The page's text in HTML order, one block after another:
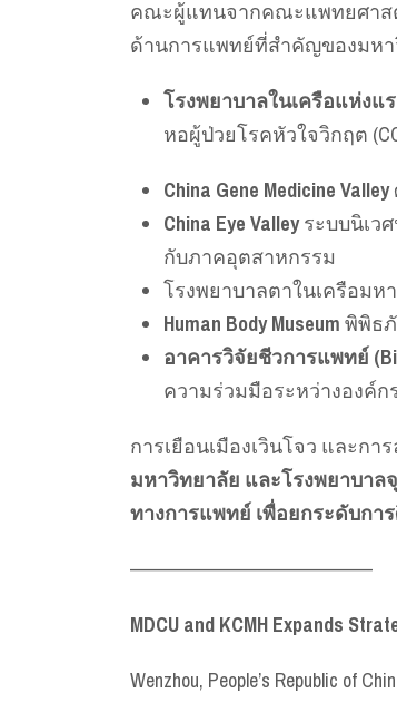
คณะผู้แทนจากคณะแพทยศาส
ด้านการแพทย์ที่สำคัญของมหา
โรงพยาบาลในเครือแห่ง
หอผู้ป่วยโรคหัวใจวิกฤต
China Gene Medicine Valley
China Eye Valleyระบบนิเว
กับภาคอุตสาหกรรม
โรงพยาบาลตาในเครือม
Human Body Museum พิพิธ
อาคารวิจัยชีวการแพทย์
ความร่วมมือระหว่างองค์ก
การเยือนเมืองเวินโจว และก
มหาวิทยาลัย และโรงพยาบา
ทางการแพทย์ เพื่อยกระดับกา
——————————————–
MDCU and KCMH Expands
Wenzhou, People’s Republic of